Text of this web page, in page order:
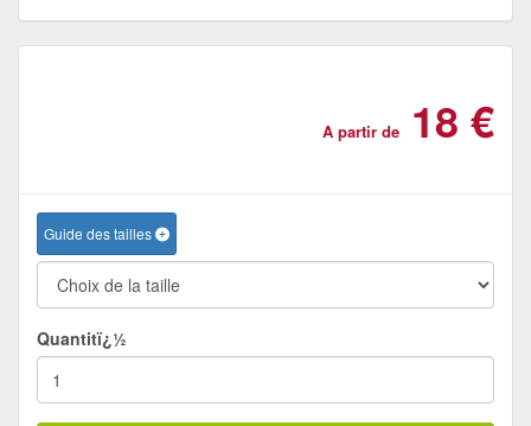
A partir de 18 €
Guide des tailles
Quantitï¿½